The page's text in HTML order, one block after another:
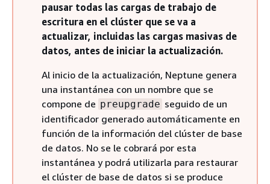
pausar todas las cargas de trabajo de
escritura en el clúster que se va a
actualizar, incluidas las cargas masivas de
datos, antes de iniciar la actualización.
Al inicio de la actualización, Neptune genera
una instantánea con un nombre que se
compone de preupgrade seguido de un
identificador generado automáticamente en
función de la información del clúster de base
de datos. No se le cobrará por esta
instantánea y podrá utilizarla para restaurar
el clúster de base de datos si se produce